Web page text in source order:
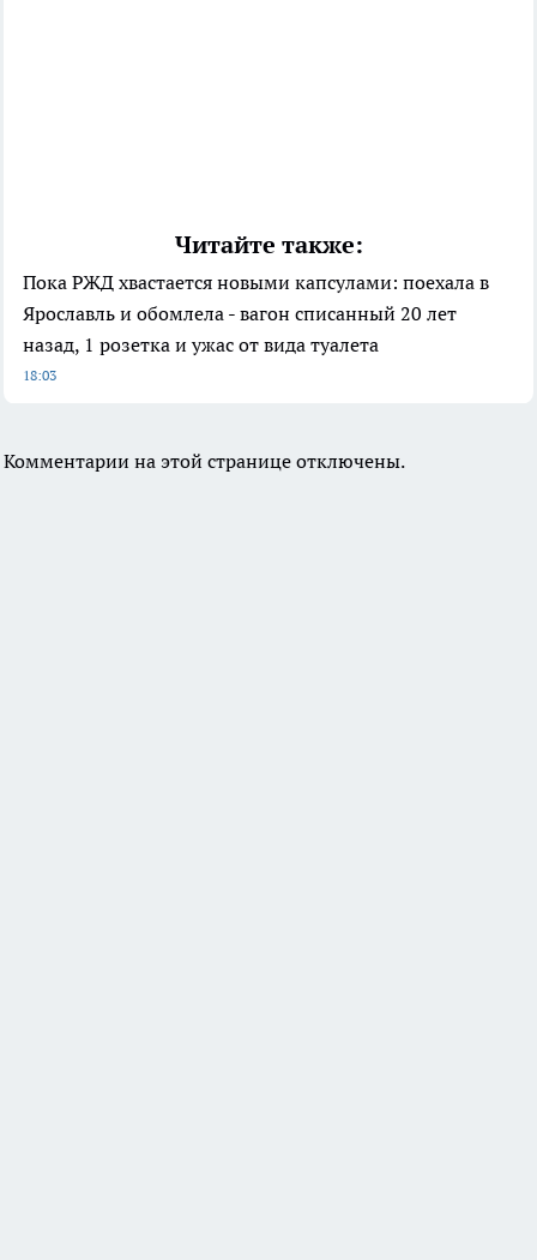
Читайте также:
Пока РЖД хвастается новыми капсулами: поехала в
Ярославль и обомлела - вагон списанный 20 лет
назад, 1 розетка и ужас от вида туалета
18:03
Комментарии на этой странице отключены.